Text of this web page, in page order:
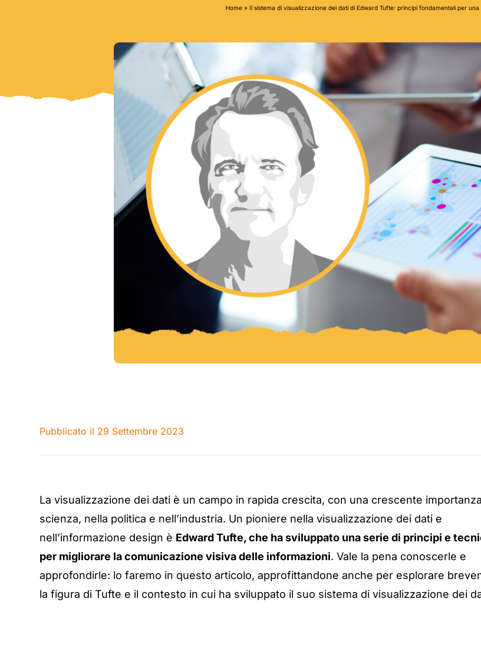
Home» Il sistema di visualizzazione dei dati di Edward Tufte: principi fondamentali per
Pubblicato il 29 Settembre 2023
La visualizzazione dei dati è un campo in rapida crescita, con una crescente
scienza, nella politica e nell’industria. Un pioniere nella visualizzazione dei dati e
nell’informazione design è Edward Tufte, che ha sviluppato una serie di principi e
per migliorare la comunicazione visiva delle informazioni. Vale la pena conoscerle e
approfondirle: lo faremo in questo articolo, approfittandone anche per esplorare
la figura di Tufte e il contesto in cui ha sviluppato il suo sistema di visualizzazione dei